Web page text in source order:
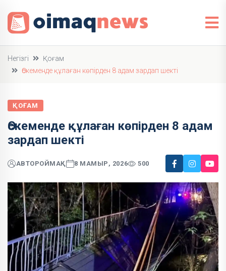
Негізгі
Қоғам
Өскеменде құлаған көпірден 8 адам зардап шекті
ҚОҒАМ
Өскеменде құлаған көпірден 8 адам
зардап шекті
АВТОРОЙМАҚ 8 МАМЫР, 2026 500